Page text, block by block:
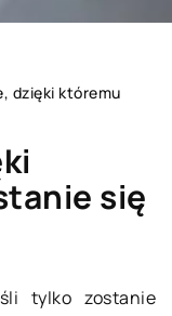
dzięki któremu
się
tylko zostanie